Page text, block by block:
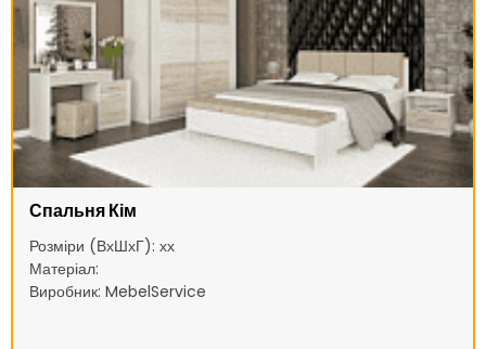
Спальня Кім
Розміри (ВхШхГ): хх
Матеріал:
Виробник: MebelService